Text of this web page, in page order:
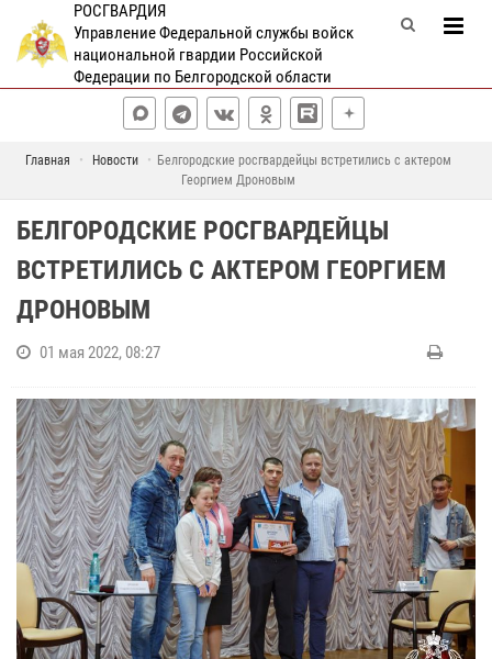
РОСГВАРДИЯ
Управление Федеральной службы войск
национальной гвардии Российской
Федерации по Белгородской области
Главная Новости
Белгородские росгвардейцы встретились с актером
Георгием Дроновым
БЕЛГОРОДСКИЕ РОСГВАРДЕЙЦЫ
ВСТРЕТИЛИСЬ С АКТЕРОМ ГЕОРГИЕМ
ДРОНОВЫМ
01 мая 2022, 08:27